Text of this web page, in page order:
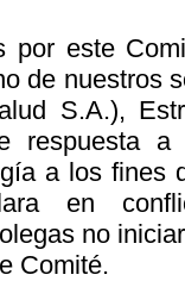
por este
de nuestros
S.A.),
a
a los fines
en
no
Comité.